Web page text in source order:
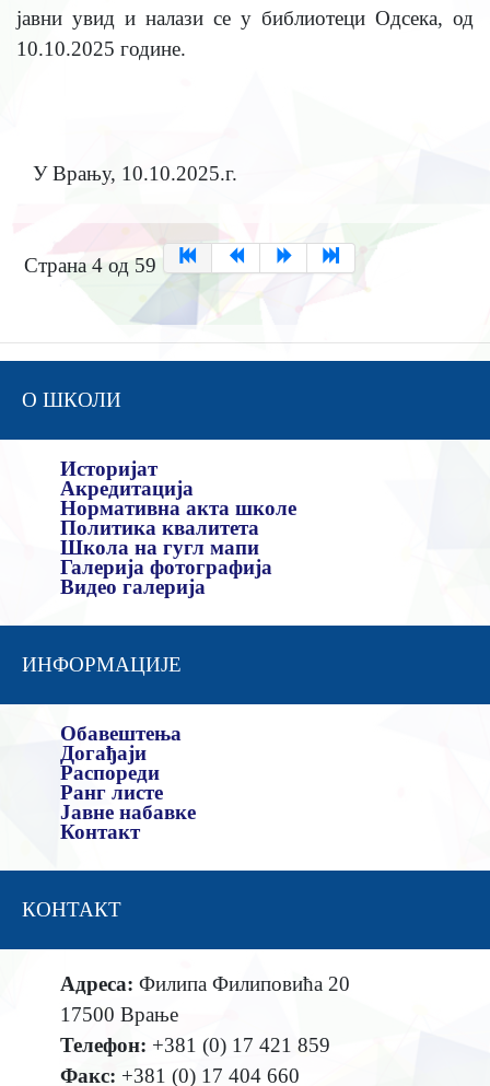
јавни увид и налази се у библиотеци Одсека, од
10.10.2025 године.
У Врању, 10.10.2025.г.
Страна 4 од 59
О ШКОЛИ
Историјат
Акредитација
Нормативна акта школе
Политика квалитета
Школа на гугл мапи
Галерија фотографија
Видео галерија
ИНФОРМАЦИЈЕ
Обавештења
Догађаји
Распореди
Ранг листе
Јавне набавке
Контакт
КОНТАКТ
Адреса: Филипа Филиповића 20
17500 Врање
Телефон: +381 (0) 17 421 859
Факс: +381 (0) 17 404 660